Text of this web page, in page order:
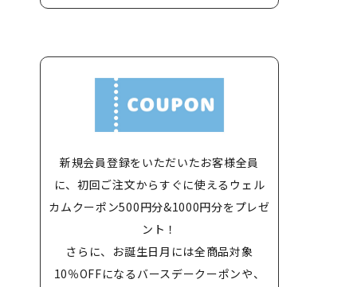
新規会員登録をいただいたお客様全員
に、初回ご注文からすぐに使えるウェル
カムクーポン500円分&1000円分をプレゼ
ント！
さらに、お誕生日月には全商品対象
10％OFFになるバースデークーポンや、